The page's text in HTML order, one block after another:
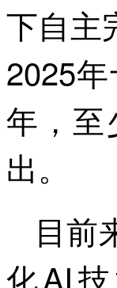
下自主
2025
年，至
出。
目前
化AI